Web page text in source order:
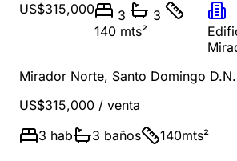
US$315,000 3
3
140 mts²
Mirador Norte, Santo Domingo D.N.
US$315,000 / venta
3 hab 3 baños 140mts²